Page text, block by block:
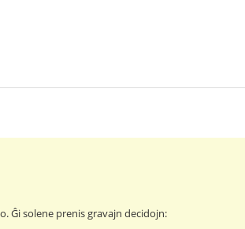
Ĝi solene prenis gravajn decidojn: